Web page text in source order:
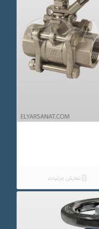
نمایش جزئیات